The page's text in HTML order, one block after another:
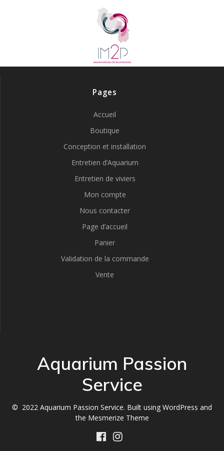
Pages
Accueil
Boutique
Conception et installation
Entretien d’Aquarium
Entretien de viviers
Mon compte
Nous contacter
Page d’accueil
Panier
Validation de la commande
Vente
Aquarium Passion
Service
© 2022 Aquarium Passion Service. Built using WordPress and
the Mesmerize Theme